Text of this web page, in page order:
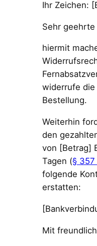
Ihr Zeichen:
Sehr
hiermit
widerrufe
Bestellung.
Weiterhin
den
von [Betrag]
Tagen (§ 357
folgende
erstatten:
Mit